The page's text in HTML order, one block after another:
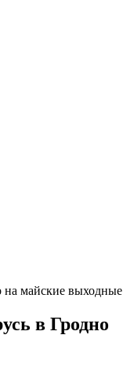
в Гродно